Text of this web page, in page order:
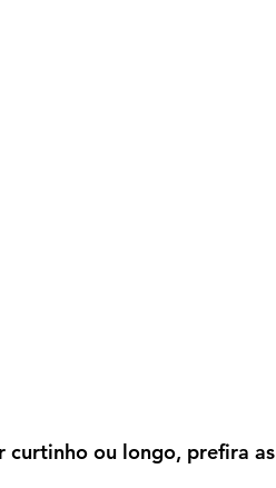
curtinho ou longo, prefira as